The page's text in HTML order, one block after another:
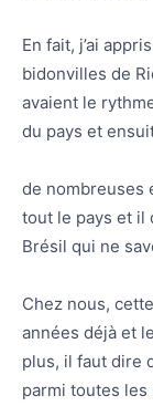
En fait, j’ai
bidonvilles de
avaient le
du pays et
de nombreuses
tout le pays et il
Brésil qui ne
Chez nous,
années déjà et
plus, il faut dire
parmi toutes les